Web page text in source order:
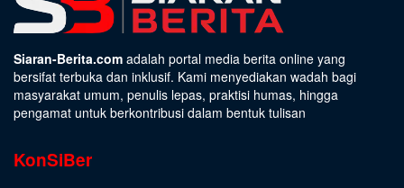
Siaran-Berita.com adalah portal media berita online yang
bersifat terbuka dan inklusif. Kami menyediakan wadah bagi
masyarakat umum, penulis lepas, praktisi humas, hingga
pengamat untuk berkontribusi dalam bentuk tulisan
KonSiBer